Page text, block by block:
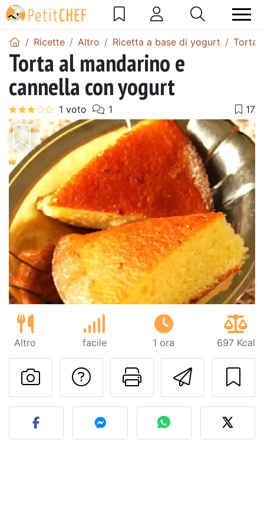
Ricette Altro Ricetta a base di yogurt Torta
Torta al mandarino e
cannella con yogurt
Altro facile 1 ora 697 Kcal
Invia
Stampa la
Contatta l'autore
Pubblica la foto di